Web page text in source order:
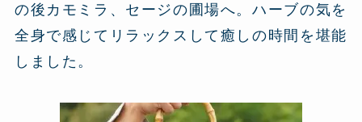
の後カモミラ、セージの圃場へ。ハーブの気を
全身で感じてリラックスして癒しの時間を堪能
しました。